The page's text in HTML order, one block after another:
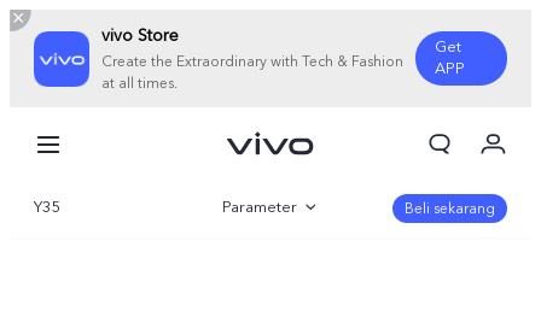
vivo Store
Create the Extraordinary with Tech & Fashion
at all times.
Get
APP
Keranjang
Masuk/Daftar
Y35 Parameter Beli sekarang